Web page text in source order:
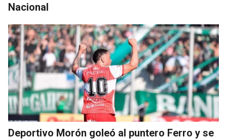
Nacional
Deportivo Morón goleó al puntero Ferro y se